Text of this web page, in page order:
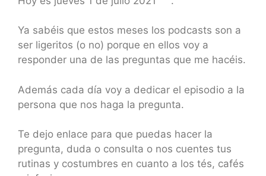
Ya sabéis que estos meses los podcasts son a
ser ligeritos (o no) porque en ellos voy a
responder una de las preguntas que me hacéis.
Además cada día voy a dedicar el episodio a la
persona que nos haga la pregunta.
Te dejo enlace para que puedas hacer la
pregunta, duda o consulta o nos cuentes tus
rutinas y costumbres en cuanto a los tés, cafés